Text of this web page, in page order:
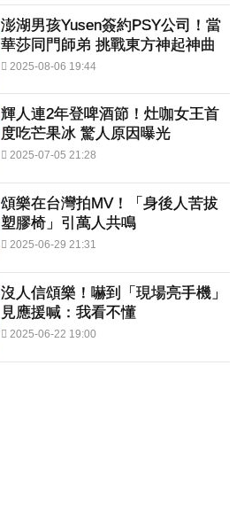
澎湖男孩Yusen簽約PSY公司！當
華莎同門師弟 挑戰東方神起神曲
2025-08-06 19:44
輝人連2年登啤酒節！灶咖女王首
度吃芒果冰 驚人原因曝光
2025-07-05 21:28
頌樂在台灣拍MV！「身後人苦拔
塑膠椅」引萬人共鳴
2025-06-29 21:31
沒人信頌樂！嚇到「現場亮手機」
見應援喊：我看不懂
2025-06-22 19:00